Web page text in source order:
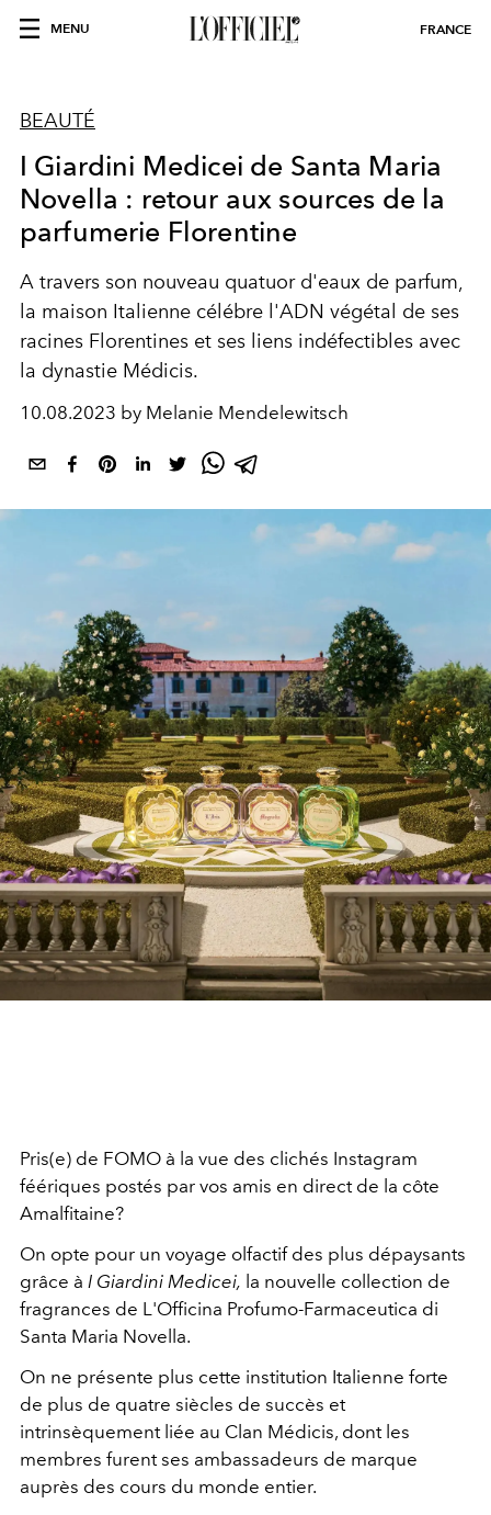
MENU FRANCE
BEAUTÉ
I Giardini Medicei de Santa Maria
Novella : retour aux sources de la
parfumerie Florentine
A travers son nouveau quatuor d'eaux de parfum,
la maison Italienne célébre l'ADN végétal de ses
racines Florentines et ses liens indéfectibles avec
la dynastie Médicis.
10.08.2023 by Melanie Mendelewitsch
Pris(e) de FOMO à la vue des clichés Instagram
féériques postés par vos amis en direct de la côte
Amalfitaine?
On opte pour un voyage olfactif des plus dépaysants
grâce à I Giardini Medicei, la nouvelle collection de
fragrances de L'Officina Profumo-Farmaceutica di
Santa Maria Novella.
On ne présente plus cette institution Italienne forte
de plus de quatre siècles de succès et
intrinsèquement liée au Clan Médicis, dont les
membres furent ses ambassadeurs de marque
auprès des cours du monde entier.